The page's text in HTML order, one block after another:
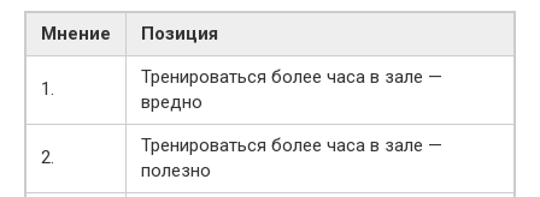
Мнение Позиция
1.
Тренироваться более часа в зале —
вредно
2.
Тренироваться более часа в зале —
полезно